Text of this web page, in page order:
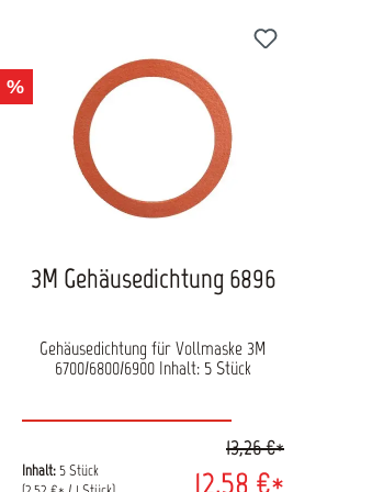
%
3M Gehäusedichtung 6896
Gehäusedichtung für Vollmaske 3M
6700/6800/6900 Inhalt: 5 Stück
Inhalt:5 Stück
12,58 €*
13,26 €*